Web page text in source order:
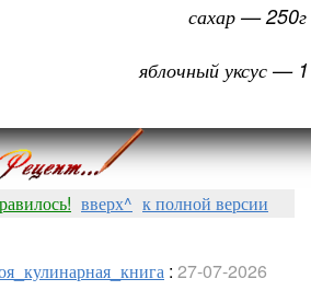
сахар — 250г
яблочный уксус —
вверх^ к полной версии
: 27-07-2026